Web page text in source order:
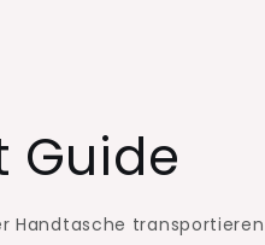
Guide
Handtasche